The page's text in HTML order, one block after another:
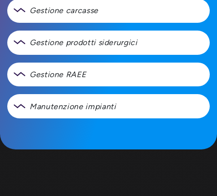
Gestione carcasse
Gestione prodotti siderurgici
Gestione RAEE
Manutenzione impianti